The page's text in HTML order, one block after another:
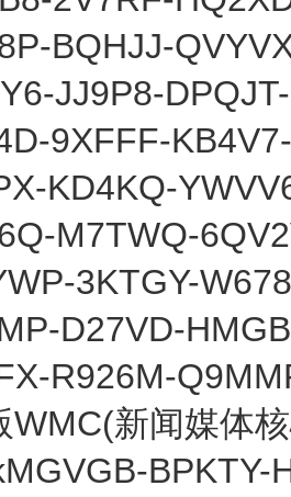
BQHJJ-
JJ9P8-
9XFFF-
KD4KQ-
M7TWQ-
3KTGY-
D27VD-
R926M-
WMC(新闻媒体
BPKTY-